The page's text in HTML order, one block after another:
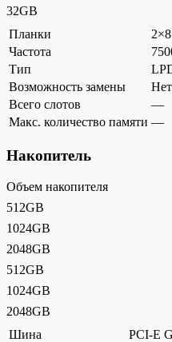
32GB
Планки
Частота
Тип
Возможность замены
Нет
Всего слотов
—
Макс. количество памяти —
Накопитель
Объем накопителя
512GB
1024GB
2048GB
512GB
1024GB
2048GB
Шина
PCI-E